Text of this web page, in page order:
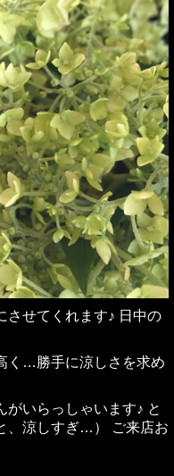
させてくれます♪ 日中の
く…勝手に涼しさを求め
いらっしゃいます♪ と
、涼しすぎ…） ご来店お